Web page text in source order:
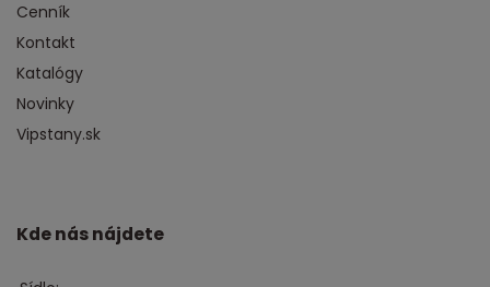
Cenník
Kontakt
Katalógy
Novinky
Vipstany.sk
Kde nás nájdete